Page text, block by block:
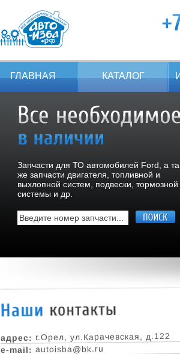
ГЛАВНАЯ КАТАЛОГ
Запчасти для ТО автомобилей Ford, а
же запчасти двигателя, топливной и
выхлопной систем, подвески, тормозной
системы и др.
адрес: г.Орел, ул.Карачевская, д.122
e-mail: autoisba@bk.ru